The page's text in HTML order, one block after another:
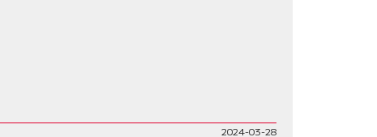
2024-03-28